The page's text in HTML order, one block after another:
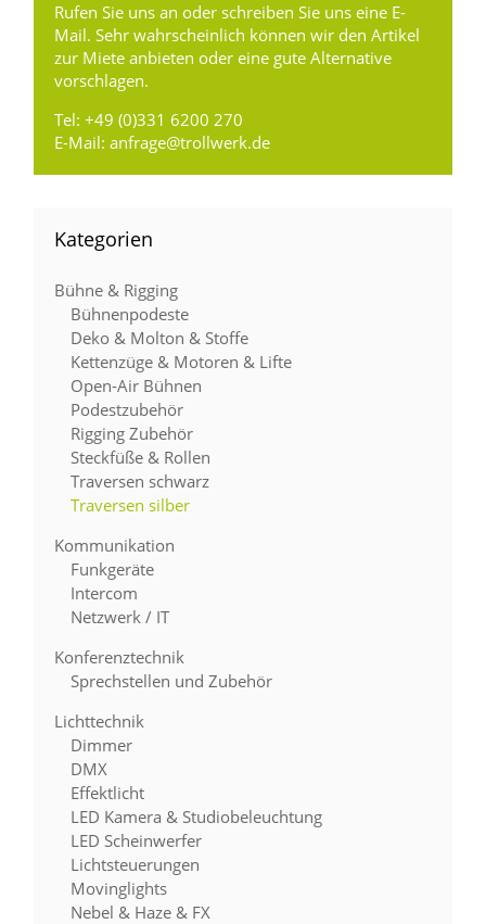
Rufen Sie uns an oder schreiben Sie uns eine E-
Mail. Sehr wahrscheinlich können wir den Artikel
zur Miete anbieten oder eine gute Alternative
vorschlagen.
Tel:+49 (0)331 6200 270
E-Mail:anfrage@trollwerk.de
Kategorien
Bühne & Rigging
Bühnenpodeste
Deko & Molton & Stoffe
Kettenzüge & Motoren & Lifte
Open-Air Bühnen
Podestzubehör
Rigging Zubehör
Steckfüße & Rollen
Traversen schwarz
Traversen silber
Kommunikation
Funkgeräte
Intercom
Netzwerk / IT
Konferenztechnik
Sprechstellen und Zubehör
Lichttechnik
Dimmer
DMX
Effektlicht
LED Kamera & Studiobeleuchtung
LED Scheinwerfer
Lichtsteuerungen
Movinglights
Nebel & Haze & FX